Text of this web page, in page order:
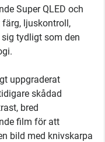
Super QLED och
ljuskontroll,
tydligt som den
uppgraderat
skådad
bred
film för att
bild med knivskarpa